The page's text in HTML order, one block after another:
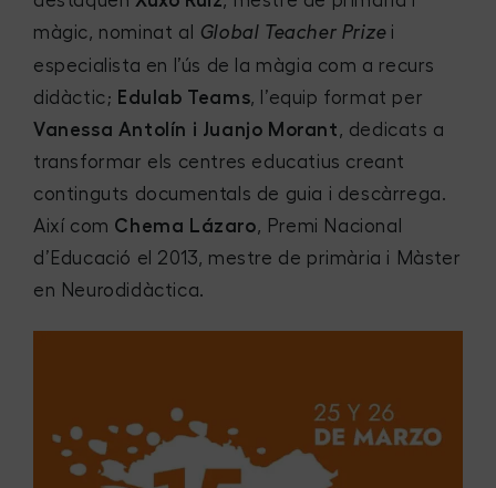
màgic, nominat al
Global Teacher Prizei
especialista en l’ús de la màgia com a recurs
didàctic; Edulab Teams, l’equip format per
Vanessa Antolín i Juanjo Morant , dedicats a
transformar els centres educatius creant
continguts documentals de guia i descàrrega.
Així com Chema Lázaro, Premi Nacional
d’Educació el 2013, mestre de primària i Màster
en Neurodidàctica.